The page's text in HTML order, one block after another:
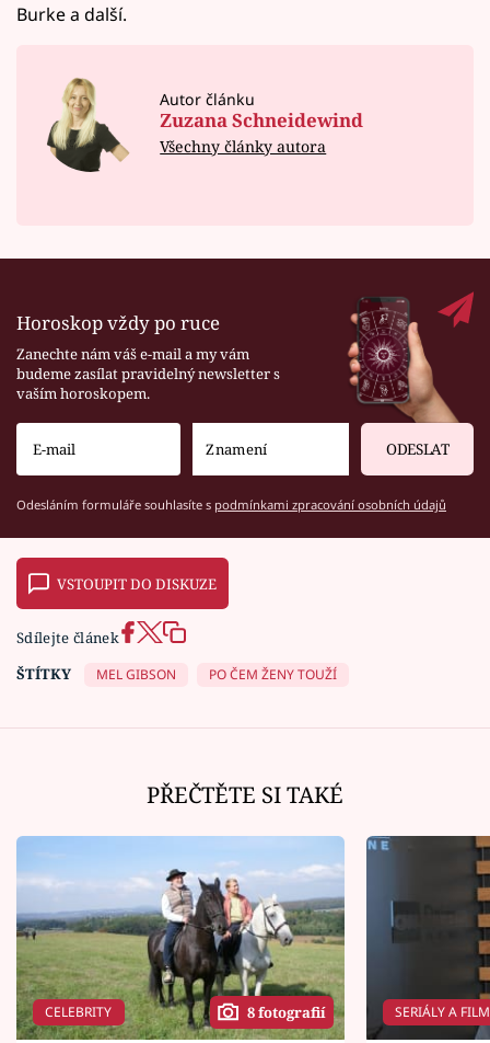
Burke a další.
Autor článku
Zuzana Schneidewind
Všechny články autora
Horoskop vždy po ruce
Zanechte nám váš e-mail a my vám
budeme zasílat pravidelný newsletter s
vaším horoskopem.
ODESLAT
Odesláním formuláře souhlasíte s podmínkami zpracování osobních údajů
VSTOUPIT DO DISKUZE
Sdílejte článek
ŠTÍTKY
MEL GIBSON PO ČEM ŽENY TOUŽÍ
PŘEČTĚTE SI TAKÉ
CELEBRITY 8 fotografií SERIÁLY A